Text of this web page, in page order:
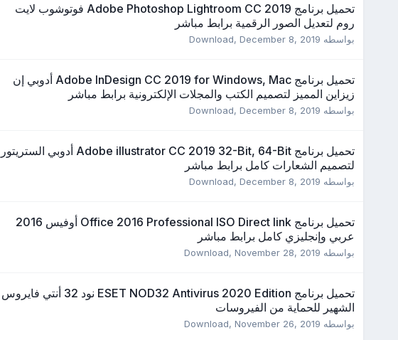
تحميل برنامج Adobe Photoshop Lightroom CC 2019 فوتوشوب لايت
روم لتعديل الصور الرقمية برابط مباشر
بواسطه Download,December 8, 2019
تحميل برنامج Adobe InDesign CC 2019 for Windows, Mac أدوبي إن
زيزاين المميز لتصميم الكتب والمجلات الإلكترونية برابط مباشر
بواسطه Download,December 8, 2019
تحميل برنامج Adobe illustrator CC 2019 32-Bit, 64-Bit أدوبي الستريتور
لتصميم الشعارات كامل برابط مباشر
بواسطه Download,December 8, 2019
تحميل برنامج Office 2016 Professional ISO Direct link أوفيس 2016
عربي وإنجليزي كامل برابط مباشر
بواسطه Download,November 28, 2019
تحميل برنامج ESET NOD32 Antivirus 2020 Edition نود 32 أنتي فايروس
الشهير للحماية من الفيروسات
بواسطه Download,November 26, 2019